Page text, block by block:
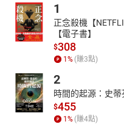
1
正念殺機【
【電子書】
$308
1% (賺3點)
2
時間的起源：史蒂
$455
1% (賺4點)